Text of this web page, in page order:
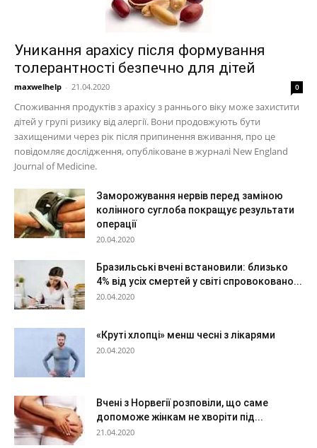
Уникання арахісу після формування
толерантності безпечно для дітей
maxwelhelp - 21.04.2020 0
Споживання продуктів з арахісу з раннього віку може захистити
дітей у групі ризику від алергії. Вони продовжують бути
захищеними через рік після припинення вживання, про це
повідомляє дослідження, опубліковане в журналі New England
Journal of Medicine.
Заморожування нервів перед заміною
колінного суглоба покращує результати
операції
20.04.2020
Бразильські вчені встановили: близько
4% від усіх смертей у світі спровоковано...
20.04.2020
«Круті хлопці» менш чесні з лікарями
20.04.2020
Вчені з Норвегії розповіли, що саме
допоможе жінкам не хворіти під...
21.04.2020